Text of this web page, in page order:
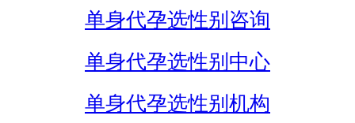
单身代孕选性别咨询
单身代孕选性别中心
单身代孕选性别机构